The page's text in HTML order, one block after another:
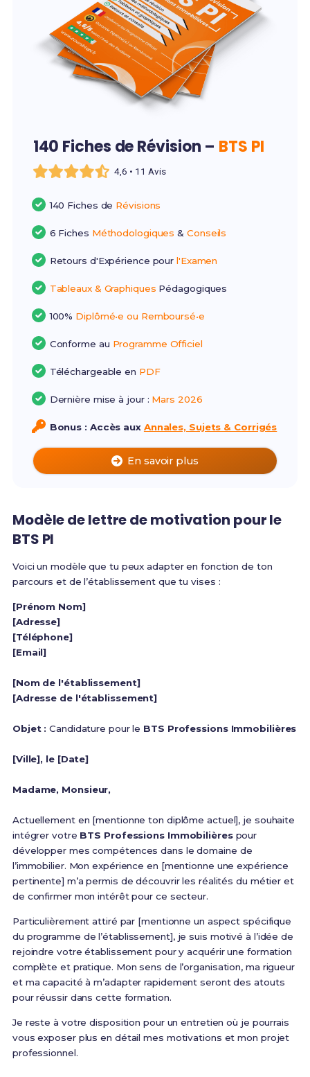
140 Fiches de Révision – BTS PI
4,6 • 11 Avis
140 Fiches de Révisions
6 Fiches Méthodologiques &Conseils
Retours d'Expérience pourl'Examen
Tableaux & Graphiques Pédagogiques
100% Diplômé•e ou Remboursé•e
Conforme au Programme Officiel
Téléchargeable en PDF
Dernière mise à jour : Mars 2026
Bonus : Accès aux Annales, Sujets & Corrigés
En savoir plus
Modèle de lettre de motivation pour le
BTS PI
Voici un modèle que tu peux adapter en fonction de ton
parcours et de l’établissement que tu vises :
[Prénom Nom]
[Adresse]
[Téléphone]
[Email]
[Nom de l'établissement]
[Adresse de l'établissement]
Objet : Candidature pour le BTS Professions Immobilières
[Ville], le [Date]
Madame, Monsieur,
Actuellement en [mentionne ton diplôme actuel], je souhaite
intégrer votre BTS Professions Immobilièrespour
développer mes compétences dans le domaine de
l’immobilier. Mon expérience en [mentionne une expérience
pertinente] m’a permis de découvrir les réalités du métier et
de confirmer mon intérêt pour ce secteur.
Particulièrement attiré par [mentionne un aspect spécifique
du programme de l’établissement], je suis motivé à l’idée de
rejoindre votre établissement pour y acquérir une formation
complète et pratique. Mon sens de l’organisation, ma rigueur
et ma capacité à m’adapter rapidement seront des atouts
pour réussir dans cette formation.
Je reste à votre disposition pour un entretien où je pourrais
vous exposer plus en détail mes motivations et mon projet
professionnel.